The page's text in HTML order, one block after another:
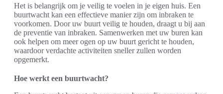
Het is belangrijk om je veilig te voelen in je eigen huis. Een
buurtwacht kan een effectieve manier zijn om inbraken te
voorkomen. Door uw buurt veilig te houden, draagt u bij aan
de preventie van inbraken. Samenwerken met uw buren kan
ook helpen om meer ogen op uw buurt gericht te houden,
waardoor verdachte activiteiten sneller zullen worden
opgemerkt.
Hoe werkt een buurtwacht?